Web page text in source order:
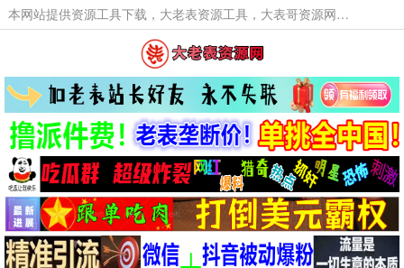
本网站提供资源工具下载，大老表资源工具，大表哥资源网软件工具，大老表资源下载，活动线报福利资源分享,活动线报，大型网游经典游戏，网络热门技术游戏辅助交流与分享。